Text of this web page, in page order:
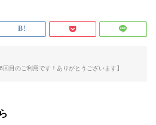
目のご利用です！ありがとうございます】